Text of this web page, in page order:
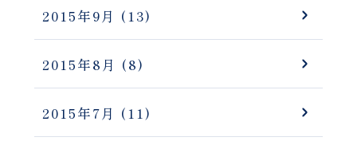
2015年9月 (13)
2015年8月 (8)
2015年7月 (11)